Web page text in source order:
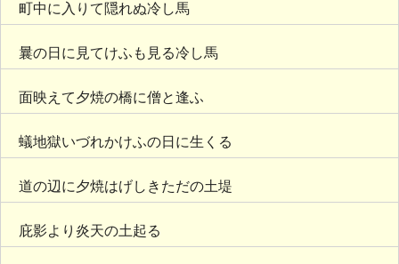
町中に入りて隠れぬ冷し馬
曩の日に見てけふも見る冷し馬
面映えて夕焼の橋に僧と逢ふ
蟻地獄いづれかけふの日に生くる
道の辺に夕焼はげしきただの土堤
庇影より炎天の土起る